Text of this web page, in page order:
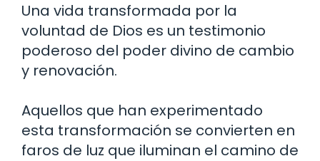
Una vida transformada por la
voluntad de Dios es un testimonio
poderoso del poder divino de cambio
y renovación.
Aquellos que han experimentado
esta transformación se convierten en
faros de luz que iluminan el camino de